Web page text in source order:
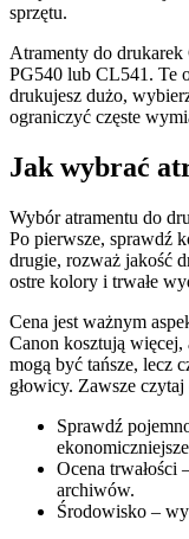
sprzętu.
Atramenty do drukarek
PG540 lub CL541. Te
drukujesz dużo,
ograniczyć częste
Jak wybrać
Wybór atramentu do
Po pierwsze, sprawdź
drugie, rozważ jakość
ostre kolory i trwałe
Cena jest ważnym
Canon kosztują
mogą być tańsze, lecz
głowicy. Zawsze
Sprawdź
Ocena trwałości
archiwów.
Środowisko –